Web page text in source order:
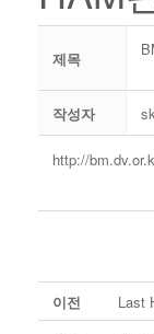
제목
작성자
http://
이전
Last